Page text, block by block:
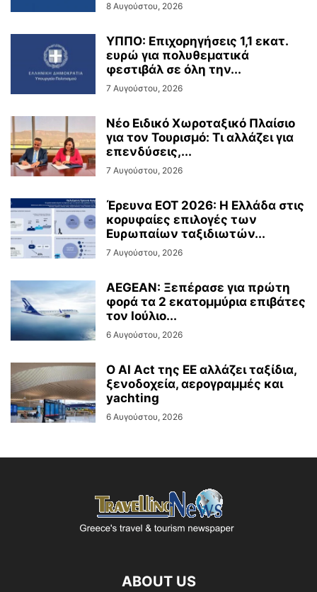
8 Αυγούστου, 2026
ΥΠΠΟ: Επιχορηγήσεις 1,1 εκατ.
ευρώ για πολυθεματικά
φεστιβάλ σε όλη την...
7 Αυγούστου, 2026
Νέο Ειδικό Χωροταξικό Πλαίσιο
για τον Τουρισμό: Τι αλλάζει για
επενδύσεις,...
7 Αυγούστου, 2026
Έρευνα ΕΟΤ 2026: Η Ελλάδα στις
κορυφαίες επιλογές των
Ευρωπαίων ταξιδιωτών...
7 Αυγούστου, 2026
AEGEAN: Ξεπέρασε για πρώτη
φορά τα 2 εκατομμύρια επιβάτες
τον Ιούλιο...
6 Αυγούστου, 2026
Ο AI Act της ΕΕ αλλάζει ταξίδια,
ξενοδοχεία, αερογραμμές και
yachting
6 Αυγούστου, 2026
ABOUT US